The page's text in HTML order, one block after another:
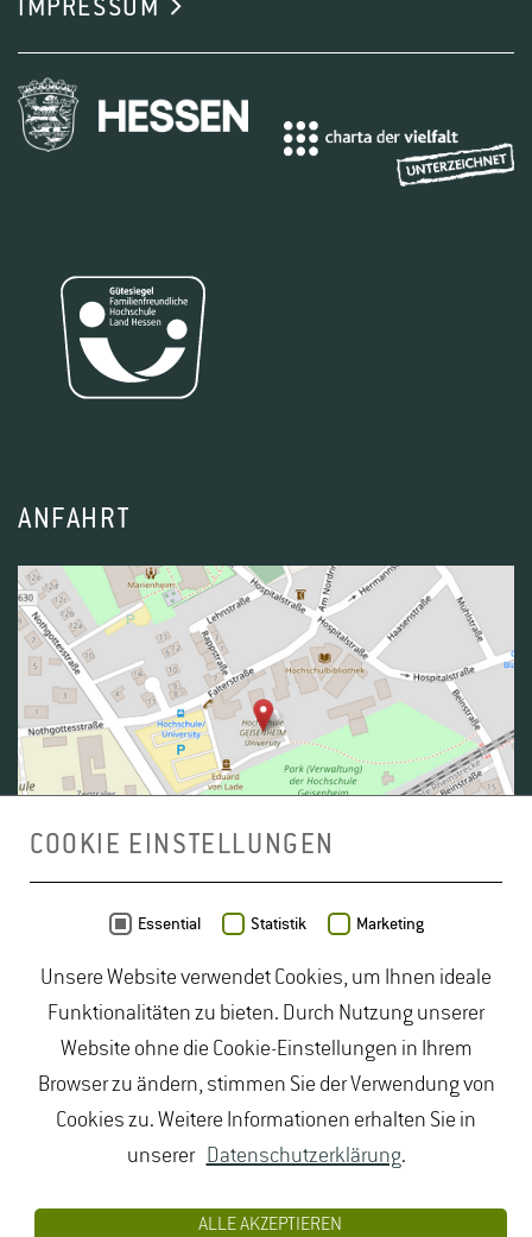
IMPRESSUM
ANFAHRT
OpenStreetMap- Veröffentlicht unterODbL
duales Studium Gartenbau| Gartenbau Studium|
Lebensmittelrecht Studium|Lebensmittelsicherheit
Studium| Naturschutz Studium|Oenologie
Studium| Studiengang Logistik|Studiengänge
Lebensmittel |Studiengänge Natur| Studiengänge
Studium Landschaftsarchitektur
COOKIE EINSTELLUNGEN
Essential Statistik Marketing
Unsere Website verwendet Cookies, um Ihnen ideale
Funktionalitäten zu bieten. Durch Nutzung unserer
Website ohne die Cookie-Einstellungen in Ihrem
Browser zu ändern, stimmen Sie der Verwendung von
Cookies zu. Weitere Informationen erhalten Sie in
unserer Datenschutzerklärung.
ALLE AKZEPTIEREN